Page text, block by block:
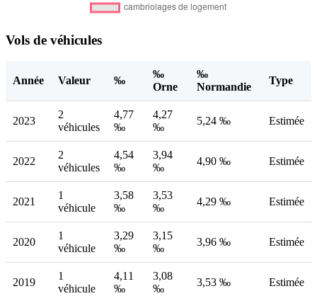
Vols de véhicules
Année Valeur ‰
‰
Orne
‰
Normandie
Type
2023
2
véhicules
4,77
‰
4,27
‰
5,24 ‰ Estimée
2022
2
véhicules
4,54
‰
3,94
‰
4,90 ‰ Estimée
2021
1
véhicule
3,58
‰
3,53
‰
4,29 ‰ Estimée
2020
1
véhicule
3,29
‰
3,15
‰
3,96 ‰ Estimée
2019
1
véhicule
4,11
‰
3,08
‰
3,53 ‰ Estimée